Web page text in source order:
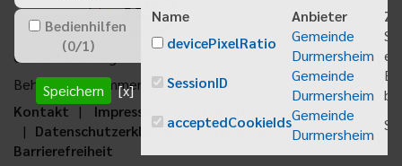
Gemeindeanzeiger abonnieren
Behördenrufnummer 115
Kontakt
Impressum
Datenschutzerklärung
Erklärung zur
Barrierefreiheit
Bedienhilfen
(0/1)
Speichern [x]
Name
Anbieter
devicePixelRatio
Gemeinde
Durmersheim
SessionID
Gemeinde
Durmersheim
acceptedCookieIdsGemeinde
Durmersheim